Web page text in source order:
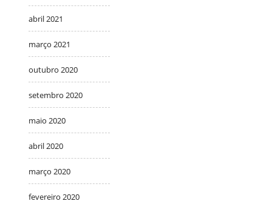
abril 2021
março 2021
outubro 2020
setembro 2020
maio 2020
abril 2020
março 2020
fevereiro 2020